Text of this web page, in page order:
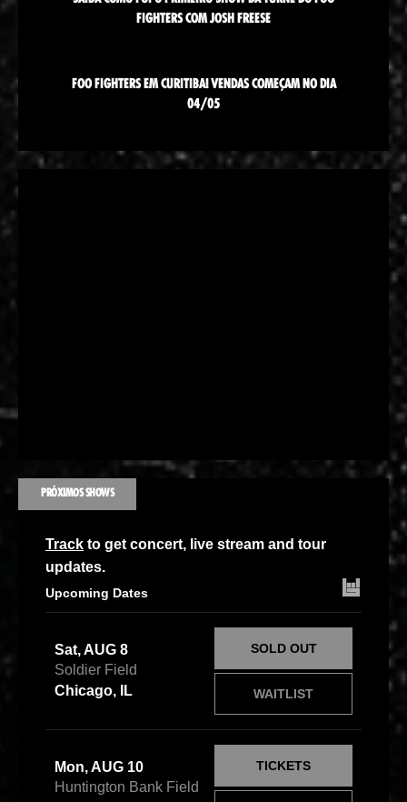
FIGHTERS COM JOSH FREESE
FOO FIGHTERS EM CURITIBA! VENDAS COMEÇAM NO DIA
04/05
PRÓXIMOS SHOWS
Track to get concert, live stream and tour
updates.
Upcoming Dates
Sat, AUG 8
Soldier Field
Chicago, IL
WAITLIST
SOLD OUT
Mon, AUG 10
Huntington Bank Field
TICKETS